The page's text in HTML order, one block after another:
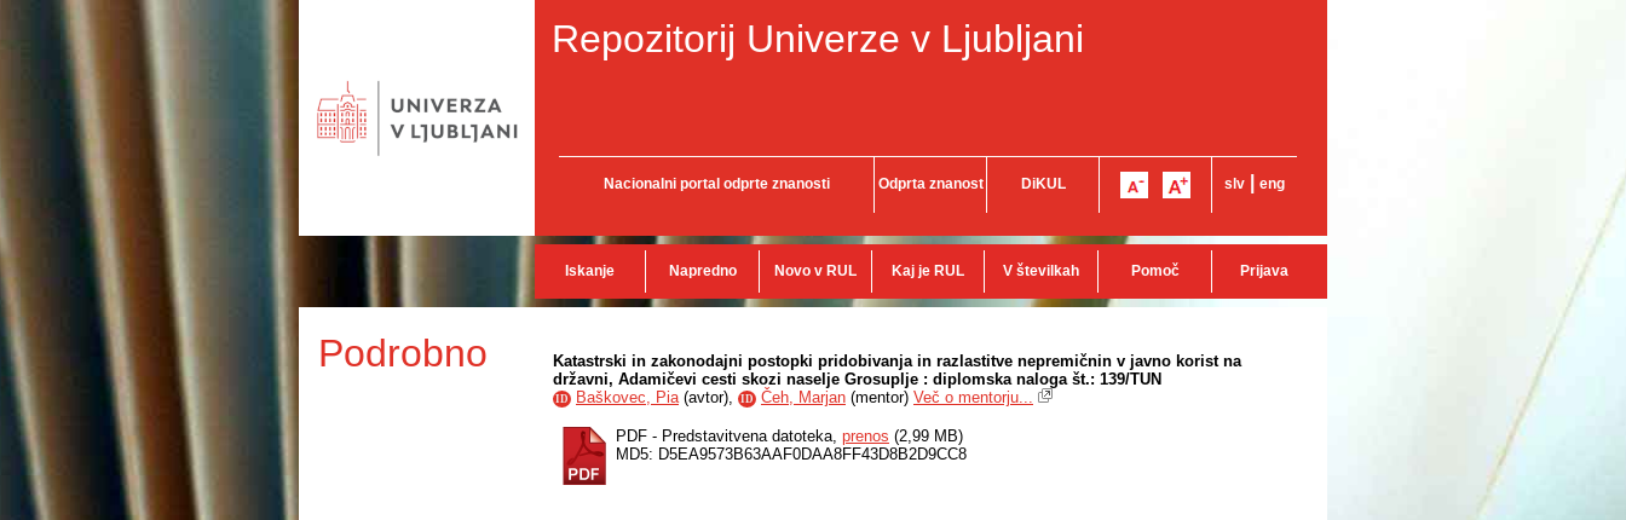
Repozitorij Univerze v Ljubljani
Nacionalni portal odprte znanosti Odprta znanost DiKUL slv eng
Iskanje Napredno Novo v RUL Kaj je RUL V številkah Pomoč Prijava
Podrobno
Katastrski in zakonodajni postopki pridobivanja in razlastitve nepremičnin v javno korist na
državni, Adamičevi cesti skozi naselje Grosuplje : diplomska naloga št.: 139/TUN
ID Baškovec, Pia(avtor), ID Čeh, Marjan (mentor) Več o mentorju...
PDF - Predstavitvena datoteka, prenos (2,99 MB)
MD5: D5EA9573B63AAF0DAA8FF43D8B2D9CC8